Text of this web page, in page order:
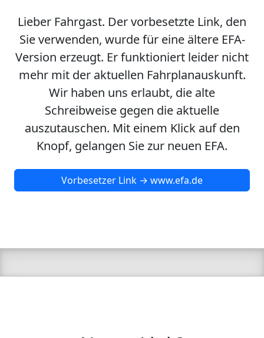
Lieber Fahrgast. Der vorbesetzte Link, den
Sie verwenden, wurde für eine ältere EFA-
Version erzeugt. Er funktioniert leider nicht
mehr mit der aktuellen Fahrplanauskunft.
Wir haben uns erlaubt, die alte
Schreibweise gegen die aktuelle
auszutauschen. Mit einem Klick auf den
Knopf, gelangen Sie zur neuen EFA.
Vorbesetzer Link → www.efa.de